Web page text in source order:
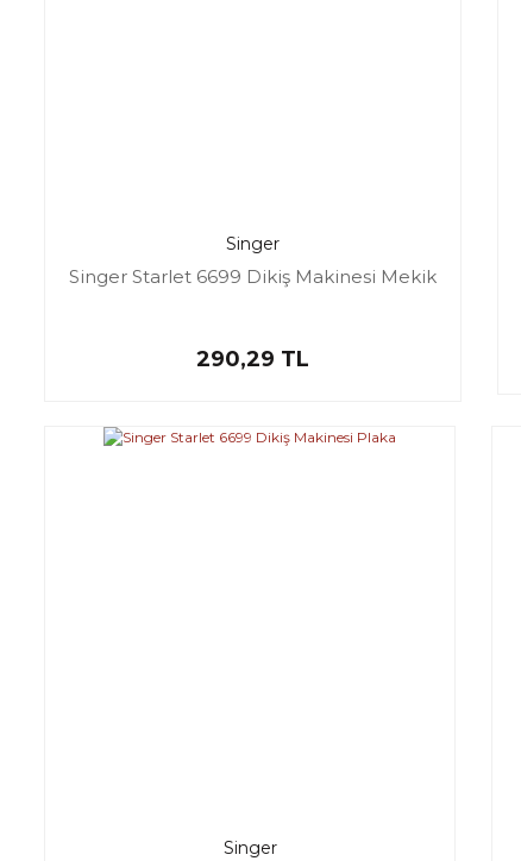
Singer
Singer Starlet 6699 Dikiş Makinesi Mekik
290,29 TL
Singer